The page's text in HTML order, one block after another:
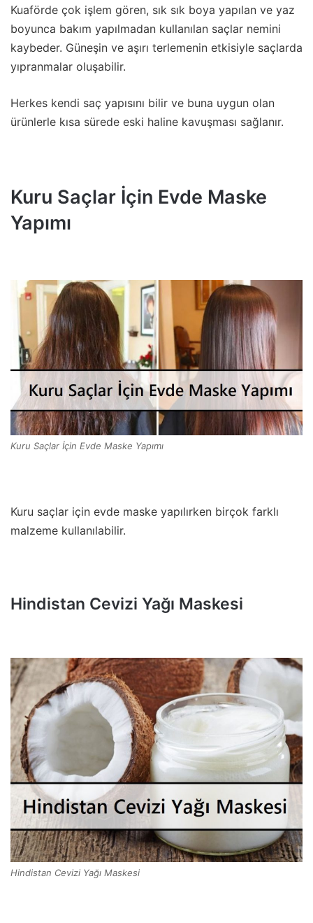
Kuaförde çok işlem gören, sık sık boya yapılan ve yaz
boyunca bakım yapılmadan kullanılan saçlar nemini
kaybeder. Güneşin ve aşırı terlemenin etkisiyle saçlarda
yıpranmalar oluşabilir.
Herkes kendi saç yapısını bilir ve buna uygun olan
ürünlerle kısa sürede eski haline kavuşması sağlanır.
Kuru Saçlar İçin Evde Maske
Yapımı
Kuru Saçlar İçin Evde Maske Yapımı
Kuru saçlar için evde maske yapılırken birçok farklı
malzeme kullanılabilir.
Hindistan Cevizi Yağı Maskesi
Hindistan Cevizi Yağı Maskesi